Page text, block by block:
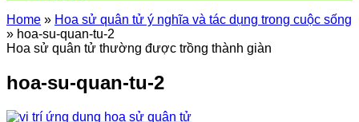
Home » Hoa sử quân tử ý nghĩa và tác dụng trong cuộc sống
» hoa-su-quan-tu-2
Hoa sử quân tử thường được trồng thành giàn
hoa-su-quan-tu-2